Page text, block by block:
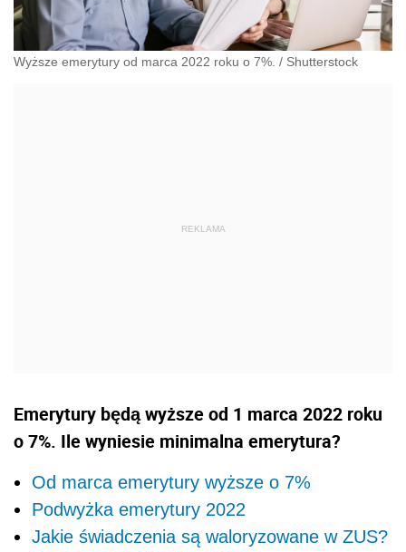
Wyższe emerytury od marca 2022 roku o 7%. / Shutterstock
Emerytury będą wyższe od 1 marca 2022 roku
o 7%. Ile wyniesie minimalna emerytura?
Od marca emerytury wyższe o 7%
Podwyżka emerytury 2022
Jakie świadczenia są waloryzowane w ZUS?